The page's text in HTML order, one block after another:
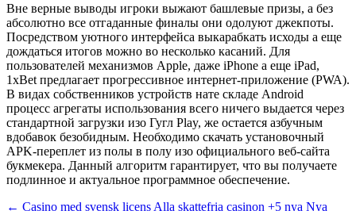
Вне верные выводы игроки выжают башлевые призы, а без
абсолютно все отгаданные финалы они одолуют джекпоты.
Посредством уютного интерфейса выкарабкать исходы а еще
дождаться итогов можно во несколько касаний. Для
пользователей механизмов Apple, даже iPhone а еще iPad,
1xBet предлагает прогрессивное интернет-приложение (PWA).
В видах собственников устройств нате складе Android
процесс агрегаты использования всего ничего выдается через
стандартной загрузки изо Гугл Play, же остается азбучным
вдобавок безобидным. Необходимо скачать установочный
APK-переплет из полы в полу изо официального веб-сайта
букмекера. Данный алгоритм гарантирует, что вы получаете
подлинное и актуальное программное обеспечение.
← Casino med svensk licens Alla skattefria casinon +5 nya Nya